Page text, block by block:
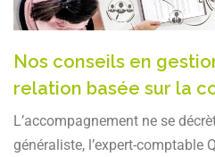
Nos conseils en
relation basée sur la
L’accompagnement ne se
généraliste, l’expert-comptable